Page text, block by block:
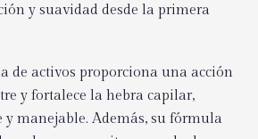
y suavidad desde la primera
de activos proporciona una acción
y fortalece la hebra capilar,
manejable. Además, su fórmula